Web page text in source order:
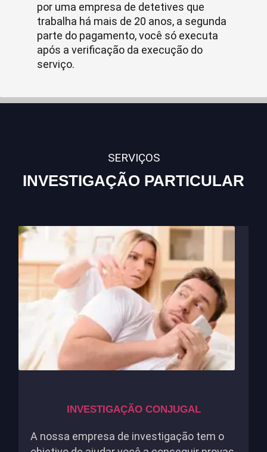
por uma empresa de detetives que
trabalha há mais de 20 anos, a segunda
parte do pagamento, você só executa
após a verificação da execução do
serviço.
SERVIÇOS
INVESTIGAÇÃO PARTICULAR
INVESTIGAÇÃO CONJUGAL
A nossa empresa de investigação tem o